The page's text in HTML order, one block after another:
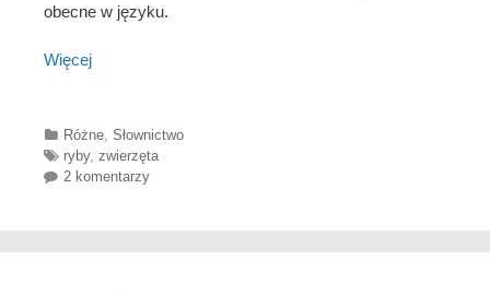
obecne w języku.
Więcej
Categories
Różne, Słownictwo
Tags
ryby, zwierzęta
2 komentarzy